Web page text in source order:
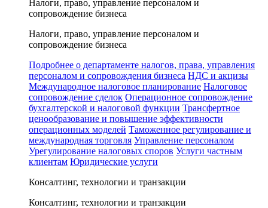
Налоги, право, управление персоналом и
сопровождение бизнеса
Налоги, право, управление персоналом и
сопровождение бизнеса
Подробнее о департаменте налогов, права, управления
персоналом и сопровождения бизнеса НДС и акцизы
Международное налоговое планирование Налоговое
сопровождение сделок Операционное сопровождение
бухгалтерской и налоговой функции Трансфертное
ценообразование и повышение эффективности
операционных моделей Таможенное регулирование и
международная торговля Управление персоналом
Урегулирование налоговых споров Услуги частным
клиентам Юридические услуги
Консалтинг, технологии и транзакции
Консалтинг, технологии и транзакции